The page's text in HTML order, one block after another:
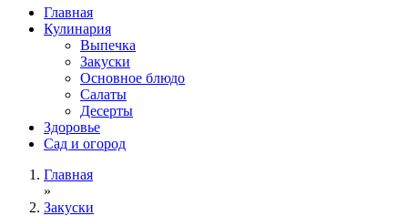
Главная
Кулинария
Выпечка
Закуски
Основное блюдо
Салаты
Десерты
Здоровье
Сад и огород
Главная
»
Закуски